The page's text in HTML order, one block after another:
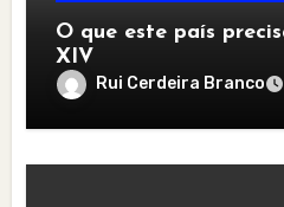
O que este país
XIV
Rui Cerdeira Branco